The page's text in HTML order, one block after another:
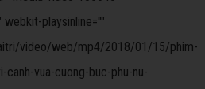
webkit-playsinline=""
video/web/mp4/2018/01/15/phim-
vua-cuong-buc-phu-nu-